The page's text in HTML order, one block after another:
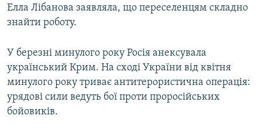
Елла Лібанова заявляла, що переселенцям складно
знайти роботу.
У березні минулого року Росія анексувала
український Крим. На сході України від квітня
минулого року триває антитерористична операція:
урядові сили ведуть бої проти проросійських
бойовиків.